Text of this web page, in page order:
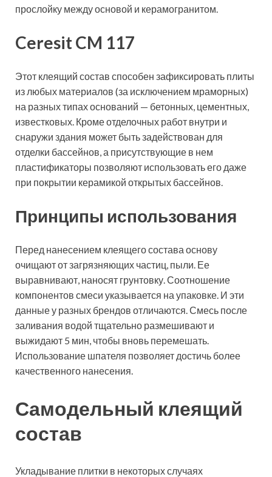
прослойку между основой и керамогранитом.
Ceresit CM 117
Этот клеящий состав способен зафиксировать плиты
из любых материалов (за исключением мраморных)
на разных типах оснований — бетонных, цементных,
известковых. Кроме отделочных работ внутри и
снаружи здания может быть задействован для
отделки бассейнов, а присутствующие в нем
пластификаторы позволяют использовать его даже
при покрытии керамикой открытых бассейнов.
Принципы использования
Перед нанесением клеящего состава основу
очищают от загрязняющих частиц, пыли. Ее
выравнивают, наносят грунтовку. Соотношение
компонентов смеси указывается на упаковке. И эти
данные у разных брендов отличаются. Смесь после
заливания водой тщательно размешивают и
выжидают 5 мин, чтобы вновь перемешать.
Использование шпателя позволяет достичь более
качественного нанесения.
Самодельный клеящий
состав
Укладывание плитки в некоторых случаях